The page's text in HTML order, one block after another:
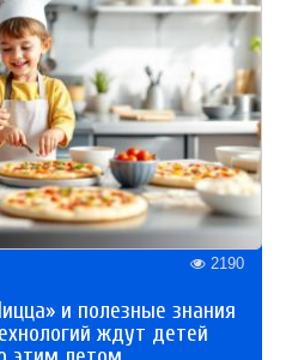
2190
и полезные знания
ждут детей